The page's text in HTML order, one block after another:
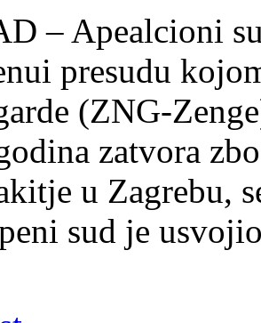
– Apealcioni
presudu
(ZNG-
zatvora
u Zagrebu,
sud je